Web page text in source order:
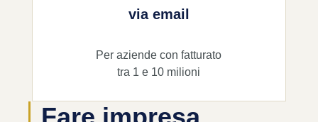
via email
Per aziende con fatturato
tra 1 e 10 milioni